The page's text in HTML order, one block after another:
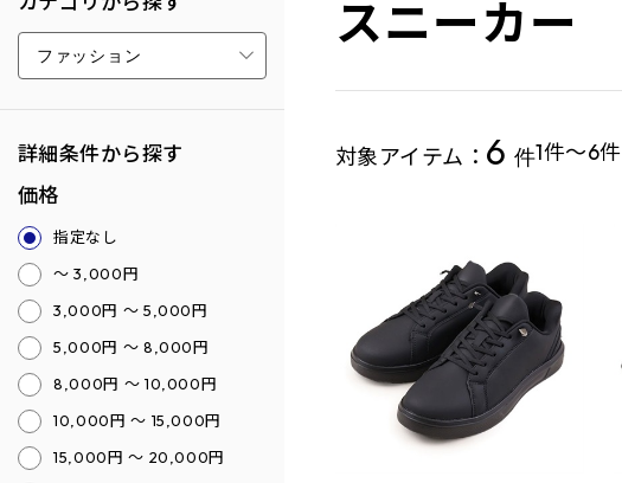
詳細条件から探す
価格
指定なし
～ 3,000円
3,000円 ～ 5,000円
5,000円 ～ 8,000円
8,000円 ～ 10,000円
10,000円 ～ 15,000円
15,000円 ～ 20,000円
スニーカー
対象アイテム： 6 件1件～6件